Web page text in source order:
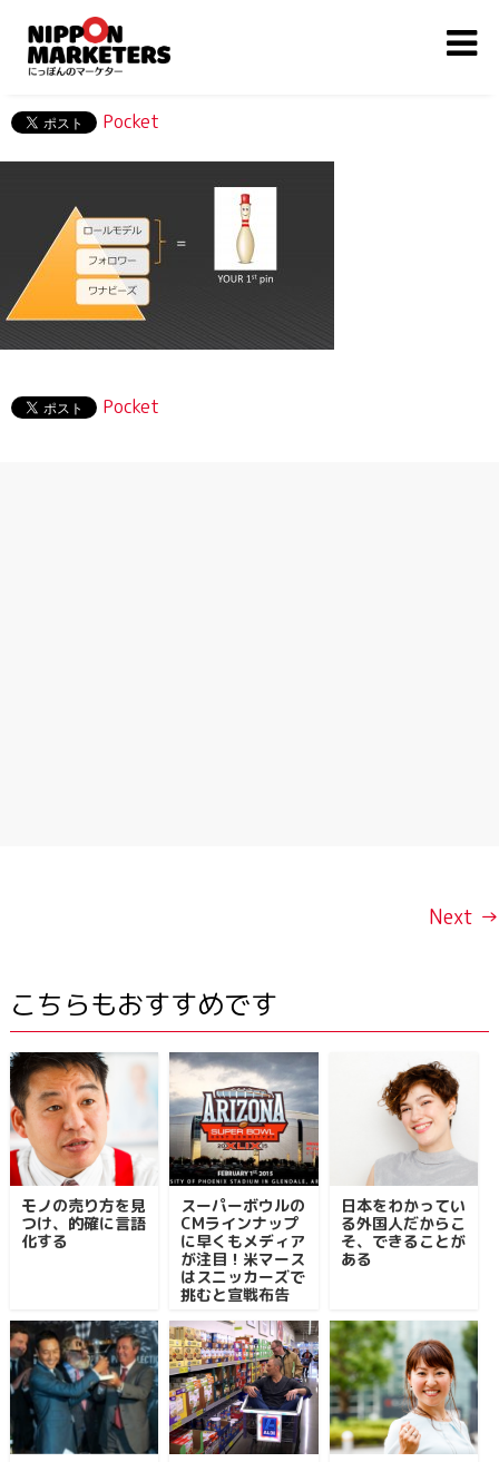
Pocket
Pocket
Next →
こちらもおすすめです
モノの売り方を見
つけ、的確に言語
化する
スーパーボウルの
CMラインナップ
に早くもメディア
が注目！米マース
はスニッカーズで
挑むと宣戦布告
日本をわかってい
る外国人だからこ
そ、できることが
ある